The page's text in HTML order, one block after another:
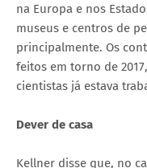
na Europa e nos
museus e centros de
principalmente. Os
feitos em torno de
cientistas já estava
Dever de casa
Kellner disse que, no